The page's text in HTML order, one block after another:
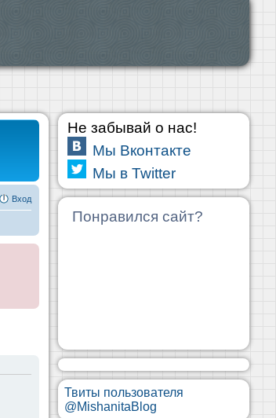
Вход
Не забывай о нас!
Мы Вконтакте
Мы в Twitter
Понравился сайт?
Твиты пользователя
@MishanitaBlog